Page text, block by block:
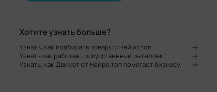
Хотите узнать больше?
Узнать, как подбирать товары с Нейро.топ
Узнать как работает искусственный интеллект
Узнать, как Движет от Нейро.топ помогает бизнесу